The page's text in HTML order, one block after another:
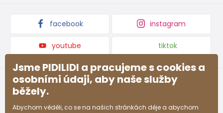
Kolekce zboží
facebook instagram
youtube tiktok
Jsme PIDILIDI a pracujeme s cookies a
osobními údaji, aby naše služby
běžely.
Abychom věděli, co se na našich stránkách děje a abychom